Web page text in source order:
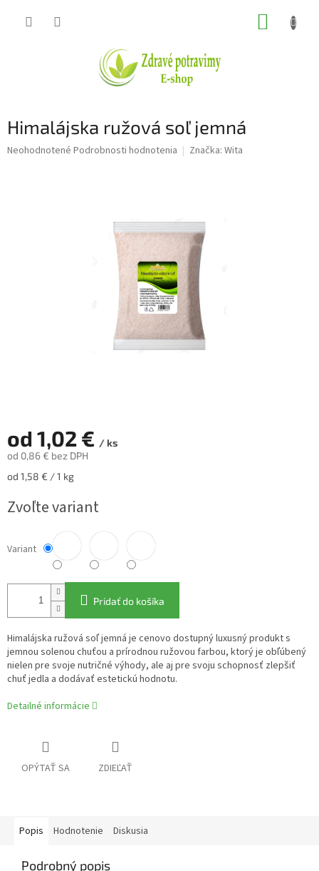
Himalájska ružová soľ jemná
Priemerné
Neohodnotené Podrobnosti hodnotenia Značka: Wita
od 1,02 € / ks
od 0,86 € bez DPH
Jednotková
od 1,58 € / 1 kg
Zvoľte variant
Variant
Pridať do košíka
Himalájska ružová soľ jemná je cenovo dostupný luxusný produkt s
jemnou solenou chuťou a prírodnou ružovou farbou, ktorý je obľúbený
nielen pre svoje nutričné výhody, ale aj pre svoju schopnosť zlepšiť
chuť jedla a dodávať estetickú hodnotu.
Detailné informácie
OPÝTAŤ SA ZDIEĽAŤ
Popis Hodnotenie Diskusia
Podrobný popis